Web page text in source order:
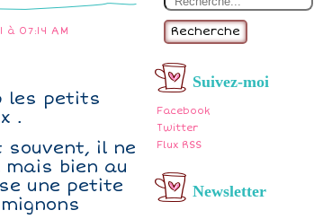
Recherche
Suivez-moi
Facebook
Twitter
Flux RSS
Newsletter
à 07:14 AM
les petits
.
souvent, il ne
bien au
une petite